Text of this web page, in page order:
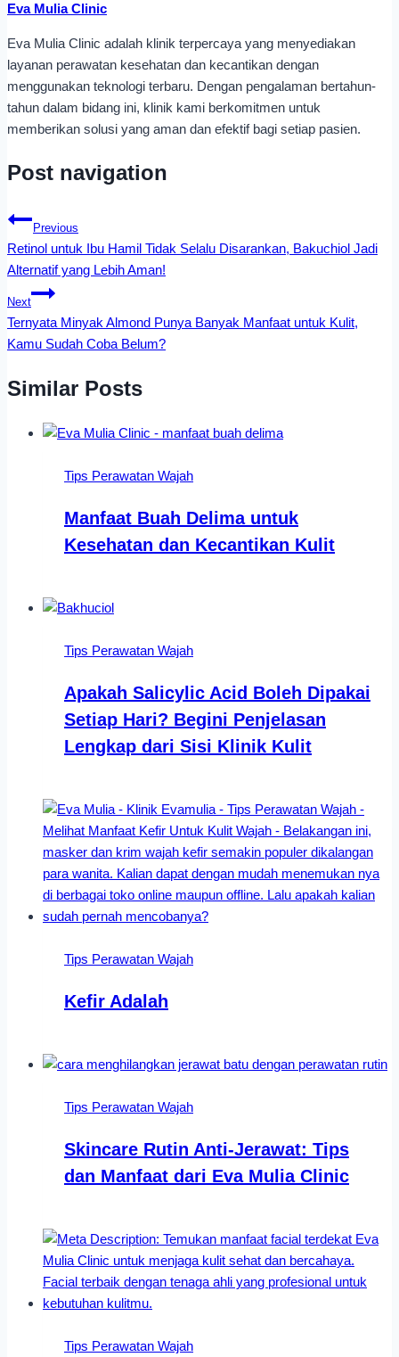
Eva Mulia Clinic
Eva Mulia Clinic adalah klinik terpercaya yang menyediakan
layanan perawatan kesehatan dan kecantikan dengan
menggunakan teknologi terbaru. Dengan pengalaman bertahun-
tahun dalam bidang ini, klinik kami berkomitmen untuk
memberikan solusi yang aman dan efektif bagi setiap pasien.
Post navigation
Previous
Retinol untuk Ibu Hamil Tidak Selalu Disarankan, Bakuchiol Jadi
Alternatif yang Lebih Aman!
Next
Ternyata Minyak Almond Punya Banyak Manfaat untuk Kulit,
Kamu Sudah Coba Belum?
Similar Posts
Tips Perawatan Wajah
Manfaat Buah Delima untuk
Kesehatan dan Kecantikan Kulit
Tips Perawatan Wajah
Apakah Salicylic Acid Boleh Dipakai
Setiap Hari? Begini Penjelasan
Lengkap dari Sisi Klinik Kulit
Tips Perawatan Wajah
Kefir Adalah
Tips Perawatan Wajah
Skincare Rutin Anti-Jerawat: Tips
dan Manfaat dari Eva Mulia Clinic
Tips Perawatan Wajah